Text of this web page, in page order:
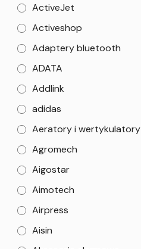
ActiveJet
Activeshop
Adaptery bluetooth
ADATA
Addlink
adidas
Aeratory i wertykulatory
Agromech
Aigostar
Aimotech
Airpress
Aisin